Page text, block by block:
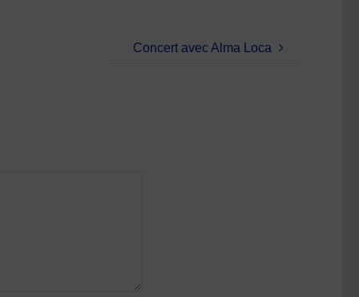
Concert avec Alma Loca